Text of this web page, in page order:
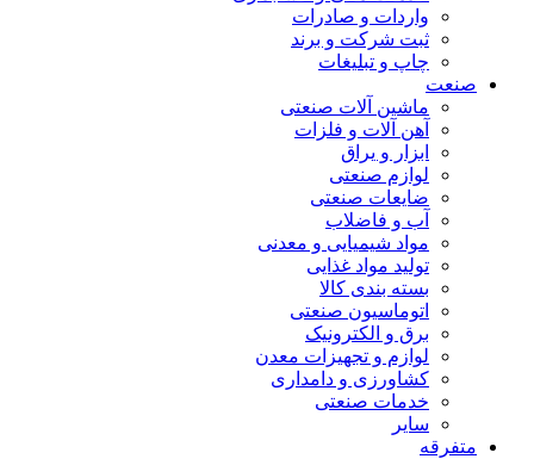
واردات و صادرات
ثبت شرکت و برند
چاپ و تبلیغات
صنعت
ماشین آلات صنعتی
آهن آلات و فلزات
ابزار و یراق
لوازم صنعتی
ضایعات صنعتی
آب و فاضلاب
مواد شیمیایی و معدنی
تولید مواد غذایی
بسته بندی کالا
اتوماسیون صنعتی
برق و الکترونیک
لوازم و تجهیزات معدن
کشاورزی و دامداری
خدمات صنعتی
سایر
متفرقه